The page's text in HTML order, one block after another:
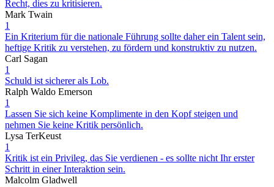
Recht, dies zu kritisieren.
Mark Twain
1
Ein Kriterium für die nationale Führung sollte daher ein Talent sein,
heftige Kritik zu verstehen, zu fördern und konstruktiv zu nutzen.
Carl Sagan
1
Schuld ist sicherer als Lob.
Ralph Waldo Emerson
1
Lassen Sie sich keine Komplimente in den Kopf steigen und
nehmen Sie keine Kritik persönlich.
Lysa TerKeust
1
Kritik ist ein Privileg, das Sie verdienen - es sollte nicht Ihr erster
Schritt in einer Interaktion sein.
Malcolm Gladwell